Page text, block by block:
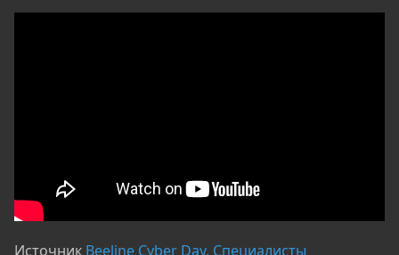
Источник Beeline Cyber Day. Специалисты